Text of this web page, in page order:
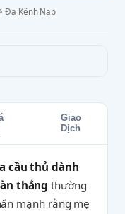
Đa Kênh Nạp
Giao
Dịch
cầu thủ dành
thắng thường
mạnh rằng mẹ